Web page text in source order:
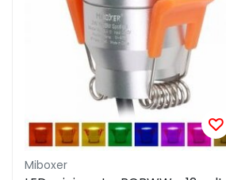
Miboxer